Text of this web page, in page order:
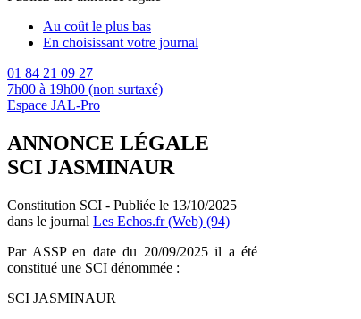
Au coût le plus bas
En choisissant votre journal
01 84 21 09 27
7h00 à 19h00 (non surtaxé)
Espace JAL-Pro
ANNONCE LÉGALE
SCI JASMINAUR
Constitution SCI - Publiée le 13/10/2025
dans le journal Les Echos.fr (Web) (94)
Par ASSP en date du 20/09/2025 il a été
constitué une SCI dénommée :
SCI JASMINAUR